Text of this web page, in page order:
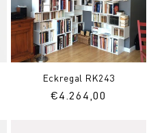
Eckregal RK243
Normaler
€4.264,00